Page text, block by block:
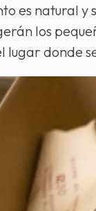
es natural y
los
lugar donde